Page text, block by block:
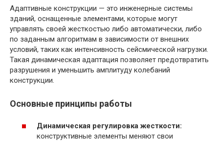
Адаптивные конструкции — это инженерные системы
зданий, оснащенные элементами, которые могут
управлять своей жесткостью либо автоматически, либо
по заданным алгоритмам в зависимости от внешних
условий, таких как интенсивность сейсмической нагрузки.
Такая динамическая адаптация позволяет предотвратить
разрушения и уменьшить амплитуду колебаний
конструкции.
Основные принципы работы
Динамическая регулировка жесткости:
конструктивные элементы меняют свои